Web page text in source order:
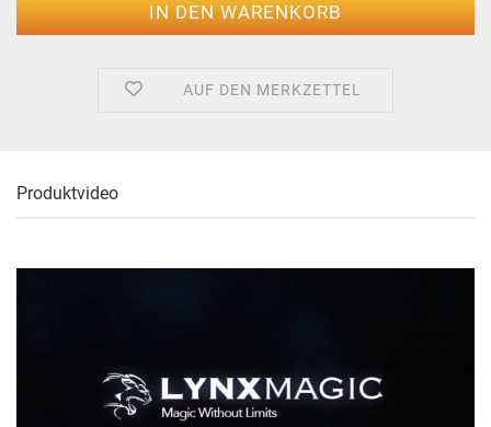
AUF DEN MERKZETTEL
Produktvideo